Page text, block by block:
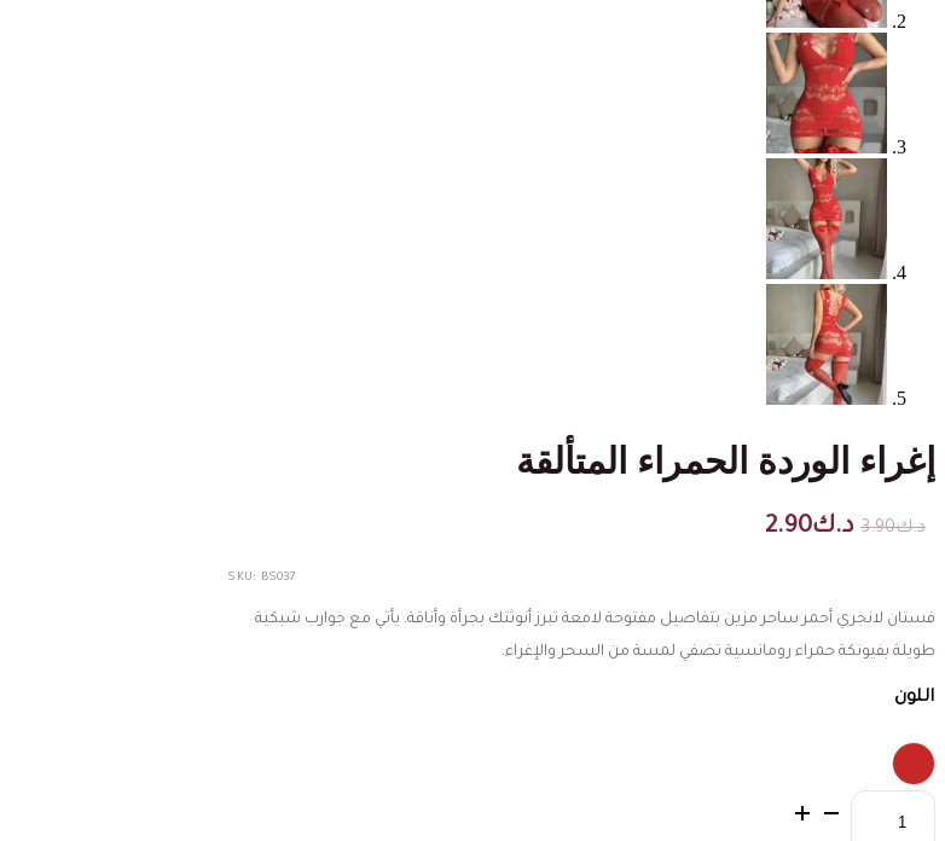
إغراء الوردة الحمراء المتألقة
د.ك3.90 السعر
د.ك3.90.
د.ك2.90
د.ك2.90.
SKU: BS037
فستان لانجري أحمر ساحر مزين بتفاصيل مفتوحة لامعة تبرز أنوثتك بجرأة وأناقة. يأتي مع جوارب شبكية
طويلة بفيونكة حمراء رومانسية تضفي لمسة من السحر والإغراء.
اللون
كمية
إغراء